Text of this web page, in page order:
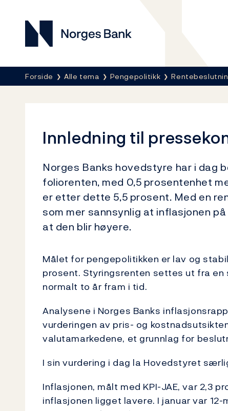
Norges Bank
Her er du nå:
Forside Alle tema Pengepolitikk
Innledning til
Norges Banks hovedstyre har i dag
foliorenten, med 0,5 prosentenhet
er etter dette 5,5 prosent. Med en
som mer sannsynlig at inflasjonen
at den blir høyere.
Målet for pengepolitikken er lav og
prosent. Styringsrenten settes ut fra
normalt to år fram i tid.
Analysene i Norges Banks
vurderingen av pris- og
valutamarkedene, et grunnlag for
I sin vurdering i dag la Hovedstyret
Inflasjonen, målt med KPI-JAE, var 2,3
inflasjonen ligget lavere. I januar var